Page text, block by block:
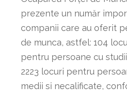
prezente un număr
companii care au oferit
de munca, astfel: 104
pentru persoane cu
2223 locuri pentru
medii si necalificate,